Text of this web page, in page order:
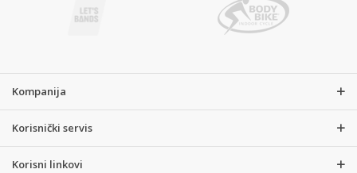
Kompanija
Korisnički servis
Korisni linkovi